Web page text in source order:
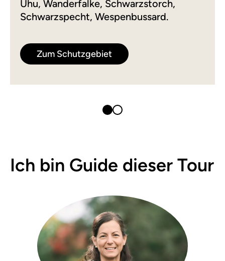
Uhu, Wanderfalke, Schwarzstorch,
Schwarzspecht, Wespenbussard.
Zum Schutzgebiet
Ich bin Guide dieser Tour